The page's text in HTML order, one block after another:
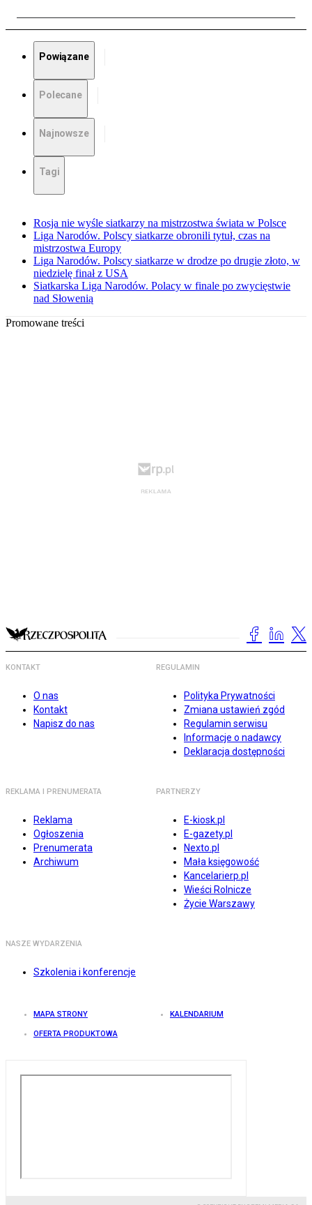
Powiązane
Polecane
Najnowsze
Tagi
Rosja nie wyśle siatkarzy na mistrzostwa świata w Polsce
Liga Narodów. Polscy siatkarze obronili tytuł, czas na
mistrzostwa Europy
Liga Narodów. Polscy siatkarze w drodze po drugie złoto, w
niedzielę finał z USA
Siatkarska Liga Narodów. Polacy w finale po zwycięstwie
nad Słowenią
Promowane treści
KONTAKT
O nas
Kontakt
Napisz do nas
REGULAMIN
Polityka Prywatności
Zmiana ustawień zgód
Regulamin serwisu
Informacje o nadawcy
Deklaracja dostępności
REKLAMA I PRENUMERATA
Reklama
Ogłoszenia
Prenumerata
Archiwum
PARTNERZY
E-kiosk.pl
E-gazety.pl
Nexto.pl
Mała księgowość
Kancelarierp.pl
Wieści Rolnicze
Życie Warszawy
NASZE WYDARZENIA
Szkolenia i konferencje
MAPA STRONY KALENDARIUM
OFERTA PRODUKTOWA